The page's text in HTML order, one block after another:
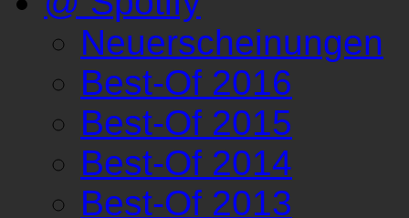
Neuerscheinungen
Best-Of 2016
Best-Of 2015
Best-Of 2014
Best-Of 2013